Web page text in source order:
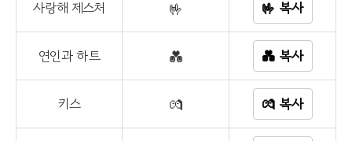
사랑해 제스처 🤟 🤟 복사
연인과 하트 💑 💑 복사
키스 💏 💏 복사